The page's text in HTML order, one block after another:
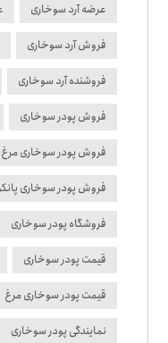
عرضه آرد سوخاری
فروش آرد سوخاری
فروشنده آرد سوخاری
فروش پودر سوخاری
فروش پودر سوخاری مرغ
فروش پودر سوخاری
فروشگاه پودر سوخاری
قیمت پودر سوخاری
قیمت پودر سوخاری مرغ
نمایندگی پودر سوخاری